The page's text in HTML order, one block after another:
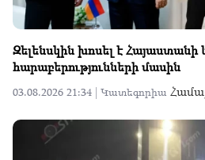
Զելենսկին խոսել է
հարաբերությունների մասին
03.08.2026 21:34 | Կատեգորիա